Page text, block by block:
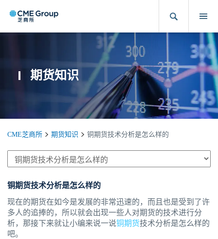
期货知识
CME芝商所 期货知识 铜期货技术分析是怎么样的
铜期货技术分析是怎么样的
现在的期货在如今是发展的非常迅速的，而且也是受到了许
多人的追捧的，所以就会出现一些人对期货的技术进行分
析，那接下来就让小编来说一说铜期货技术分析是怎么样的
吧。